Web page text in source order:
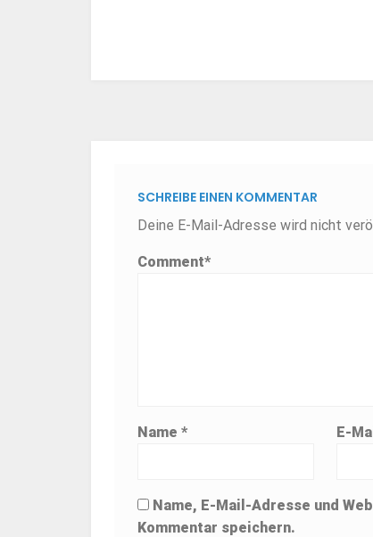
SCHREIBE EINEN KOMMENTAR
Deine E-Mail-Adresse wird nicht
Comment*
Name * E-
Name, E-Mail-Adresse und
Kommentar speichern.